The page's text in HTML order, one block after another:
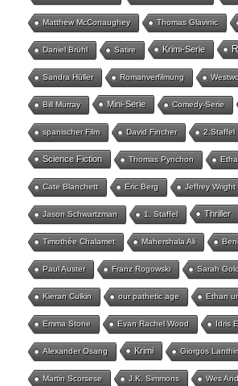
Matthew McConaughey Thomas Glavinic
Daniel Brühl Satire Krimi-Serie
Sandra Hüller Romanverfilmung
Bill Murray Mini-Serie Comedy-Serie
spanischer Film David Fincher 2.Staffel
Science Fiction Thomas Pynchon
Cate Blanchett Eric Berg Jeffrey Wright
Jason Schwartzman 1. Staffel Thriller
Timothée Chalamet Mahershala Ali
Paul Auster Franz Rogowski Sarah
Kieran Culkin our pathetic age Ethan
Emma Stone Evan Rachel Wood Idris
Alexander Osang Krimi Giorgos
Martin Scorsese J.K. Simmons Wes